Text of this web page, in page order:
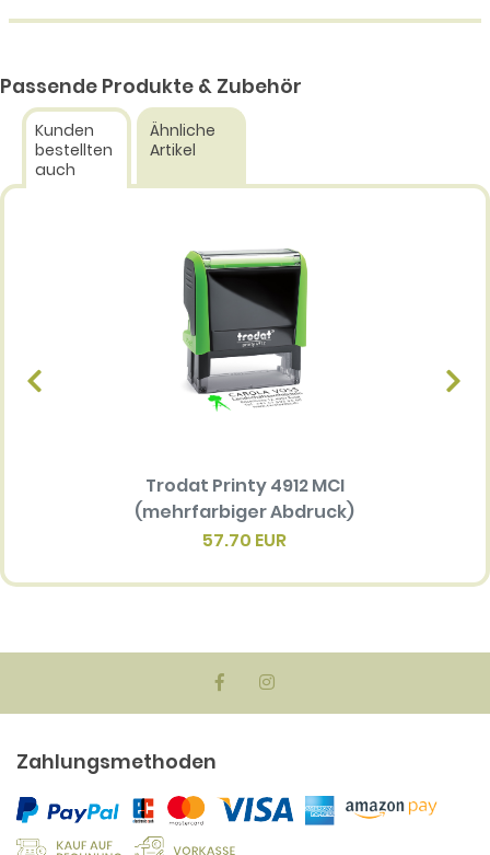
Passende Produkte & Zubehör
Kunden
bestellten
auch
Ähnliche
Artikel
Trodat Printy 4912 MCI
(mehrfarbiger Abdruck)
57.70 EUR
Zahlungsmethoden